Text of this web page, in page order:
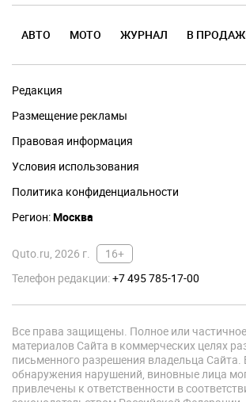
АВТО МОТО ЖУРНАЛ В
Редакция
Размещение рекламы
Правовая информация
Условия использования
Политика конфиденциальности
Регион:Москва
Quto.ru, 2026 г.
16+
Телефон редакции:+7 495 785-17-00
Все права защищены. Полное или
материалов Сайта в коммерческих целях
письменного разрешения владельца Сайта.
обнаружения нарушений, виновные лица
привлечены к ответственности в